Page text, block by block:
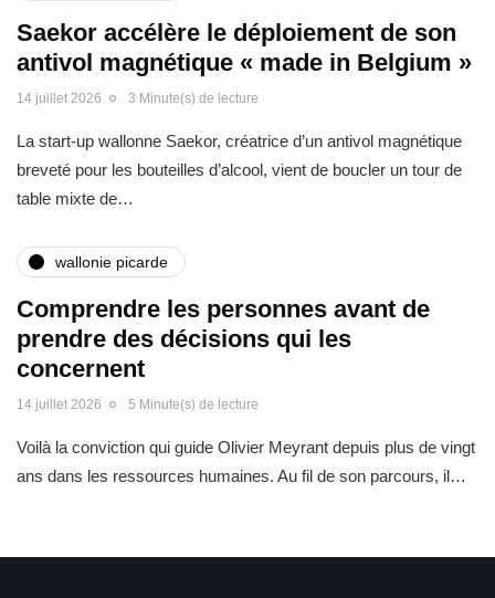
Saekor accélère le déploiement de son
antivol magnétique « made in Belgium »
14 juillet 2026 3 Minute(s) de lecture
La start-up wallonne Saekor, créatrice d’un antivol magnétique
breveté pour les bouteilles d’alcool, vient de boucler un tour de
table mixte de…
wallonie picarde
Comprendre les personnes avant de
prendre des décisions qui les
concernent
14 juillet 2026 5 Minute(s) de lecture
Voilà la conviction qui guide Olivier Meyrant depuis plus de vingt
ans dans les ressources humaines. Au fil de son parcours, il…